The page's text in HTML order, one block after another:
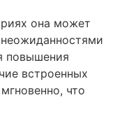
она может
повышения
встроенных
что